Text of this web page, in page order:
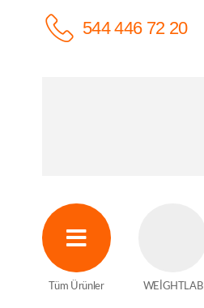
544 446 72 20
Tüm Ürünler WEİGHTLAB